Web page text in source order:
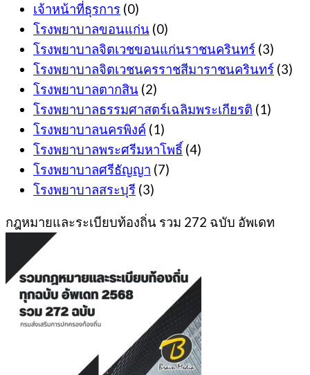
เจ้าหน้าที่ธุรการ (0)
โรงพยาบาลขอนแก่น (0)
โรงพยาบาลจิตเวชขอนแก่นราชนครินทร์ (3)
โรงพยาบาลจิตเวชนครราชสีมาราชนครินทร์ (3)
โรงพยาบาลตากสิน (2)
โรงพยาบาลธรรมศาสตร์เฉลิมพระเกียรติ (1)
โรงพยาบาลนครพิงค์ (1)
โรงพยาบาลพระศรีมหาโพธิ์ (4)
โรงพยาบาลศรีธัญญา (7)
โรงพยาบาลสระบุรี (3)
กฎหมายและระเบียบท้องถิ่น รวม 272 ฉบับ อัพเดท